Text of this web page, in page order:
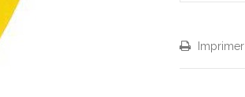
Imprimer